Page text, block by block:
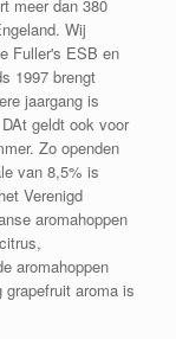
meer dan 380
Wij
Fuller's ESB en
1997 brengt
jaargang is
geldt ook voor
Zo openden
van 8,5% is
Verenigd
aromahoppen
aromahoppen
aroma is